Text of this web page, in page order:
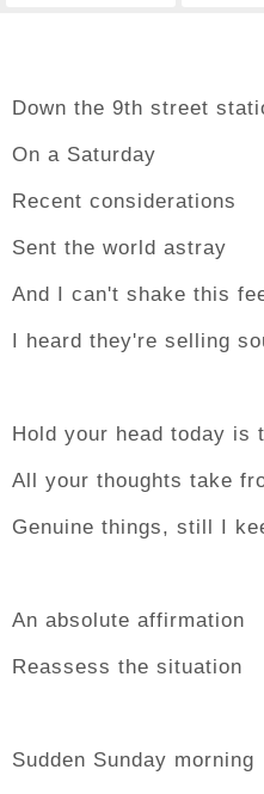
Down the 9th street
On a Saturday
Recent considerations
Sent the world astray
And I can't shake this
I heard they're selling
Hold your head today is
All your thoughts take
Genuine things, still I
An absolute affirmation
Reassess the situation
Sudden Sunday morning